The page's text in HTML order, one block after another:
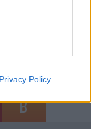
Privacy Policy